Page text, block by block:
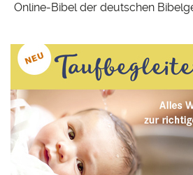
Online-Bibel der deutschen